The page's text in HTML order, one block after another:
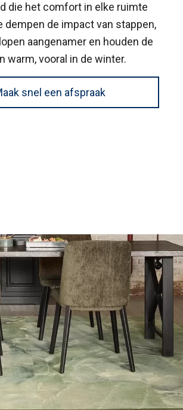
die het comfort in elke ruimte
dempen de impact van stappen,
aangenamer en houden de
warm, vooral in de winter.
snel een afspraak